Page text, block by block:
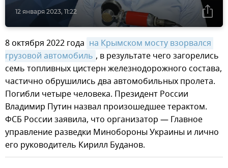
12 января 2023, 11:22
8 октября 2022 года на Крымском мосту взорвался
грузовой автомобиль , в результате чего загорелись
семь топливных цистерн железнодорожного состава,
частично обрушились два автомобильных пролета.
Погибли четыре человека. Президент России
Владимир Путин назвал произошедшее терактом.
ФСБ России заявила, что организатор — Главное
управление разведки Минобороны Украины и лично
его руководитель Кирилл Буданов.